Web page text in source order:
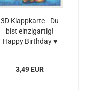
3D Klappkarte - Du
bist einzigartig!
Happy Birthday ♥
3,49 EUR